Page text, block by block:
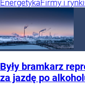
EnergetykaFirmy i rynki
Były bramkarz
za jazdę po